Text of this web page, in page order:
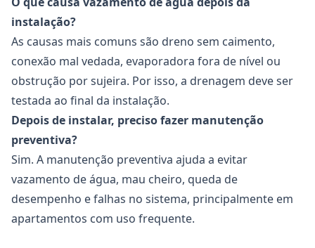
instalação?
As causas mais comuns são dreno sem caimento,
conexão mal vedada, evaporadora fora de nível ou
obstrução por sujeira. Por isso, a drenagem deve ser
testada ao final da instalação.
Depois de instalar, preciso fazer manutenção
preventiva?
Sim. A manutenção preventiva ajuda a evitar
vazamento de água, mau cheiro, queda de
desempenho e falhas no sistema, principalmente em
apartamentos com uso frequente.